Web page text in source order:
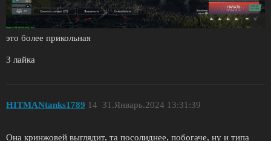
это более прикольная
3 лайка
HITMANtanks1789 31.Январь.2024 13:31:39
14
Она кринжовей выглядит, та посолиднее, побогаче, ну и типа